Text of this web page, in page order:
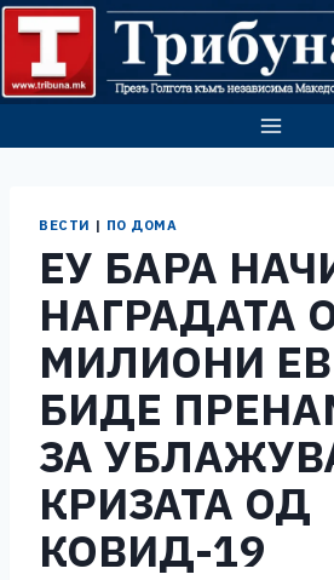
Skip
content
ВЕСТИ | ПО ДОМА
ЕУ БАРА
НАГРАДАТА
МИЛИОНИ
БИДЕ
ЗА
КРИЗАТА ОД
КОВИД-19